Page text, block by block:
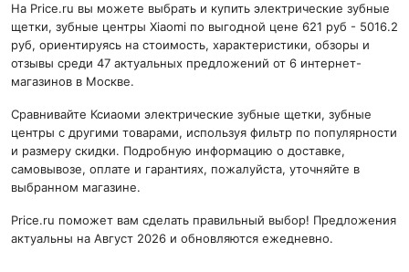
На Price.ru вы можете выбрать и купить электрические зубные
щетки, зубные центры Xiaomi по выгодной цене 621 руб - 5016.2
руб, ориентируясь на стоимость, характеристики, обзоры и
отзывы среди 47 актуальных предложений от 6 интернет-
магазинов в Москве.
Сравнивайте Ксиаоми электрические зубные щетки, зубные
центры с другими товарами, используя фильтр по популярности
и размеру скидки. Подробную информацию о доставке,
самовывозе, оплате и гарантиях, пожалуйста, уточняйте в
выбранном магазине.
Price.ru поможет вам сделать правильный выбор! Предложения
актуальны на Август 2026 и обновляются ежедневно.